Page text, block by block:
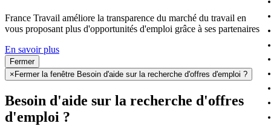
France Travail améliore la transparence du marché du travail en
vous proposant plus d'opportunités d'emploi grâce à ses partenaires
En savoir plus
Fermer
× Fermer la fenêtre Besoin d'aide sur la recherche d'offres d'emploi ?
Besoin d'aide sur la recherche d'offres
d'emploi ?